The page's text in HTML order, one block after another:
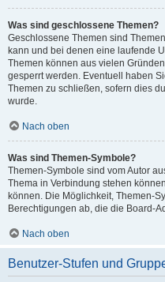
Was sind geschlossene Themen?
Geschlossene Themen sind
kann und bei denen eine laufende
Themen können aus vielen
gesperrt werden. Eventuell haben
Themen zu schließen, sofern dies
wurde.
Nach oben
Was sind Themen-Symbole?
Themen-Symbole sind vom Autor
Thema in Verbindung stehen
können. Die Möglichkeit, Themen-
Berechtigungen ab, die die Board-
Nach oben
Benutzer-Stufen und